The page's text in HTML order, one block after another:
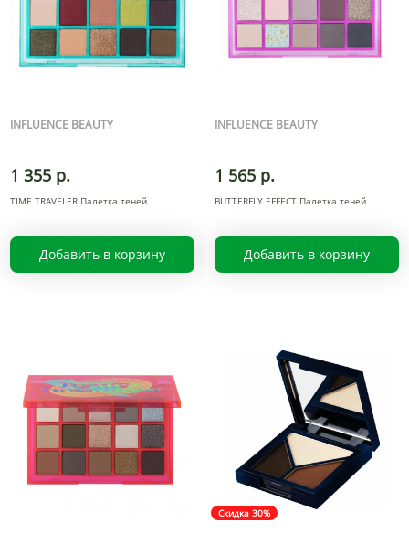
INFLUENCE BEAUTY
1 355 р.
TIME TRAVELER Палетка теней
Добавить в корзину
INFLUENCE BEAUTY
1 565 р.
BUTTERFLY EFFECT Палетка теней
Добавить в корзину
Скидка 30%